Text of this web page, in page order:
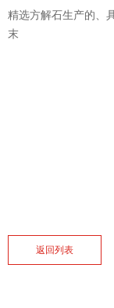
精选方解石生产的、
末
返回列表